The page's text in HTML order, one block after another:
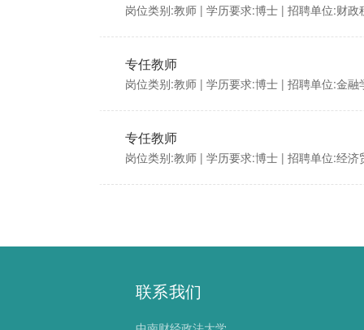
岗位类别:教师 | 学历要求:博士 | 招聘单位:财政
专任教师
岗位类别:教师 | 学历要求:博士 | 招聘单位:金融
专任教师
岗位类别:教师 | 学历要求:博士 | 招聘单位:经济
联系我们